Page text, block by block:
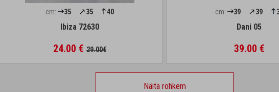
cm: 35 35 40
Ibiza 72630
24.00 € 29.00€
cm: 39 39
Dani 05
39.00 €
Näita rohkem